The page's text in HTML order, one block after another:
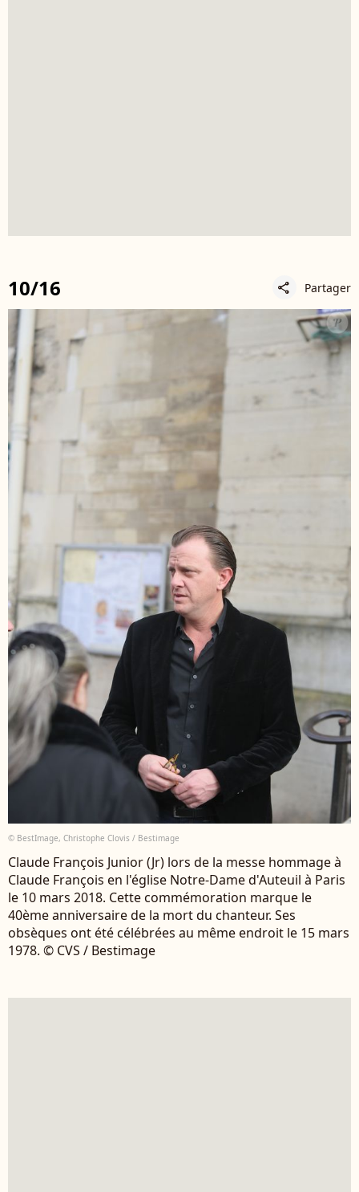
10/16 share Partager
© BestImage, Christophe Clovis / Bestimage
Claude François Junior (Jr) lors de la messe hommage à
Claude François en l'église Notre-Dame d'Auteuil à Paris
le 10 mars 2018. Cette commémoration marque le
40ème anniversaire de la mort du chanteur. Ses
obsèques ont été célébrées au même endroit le 15 mars
1978. © CVS / Bestimage